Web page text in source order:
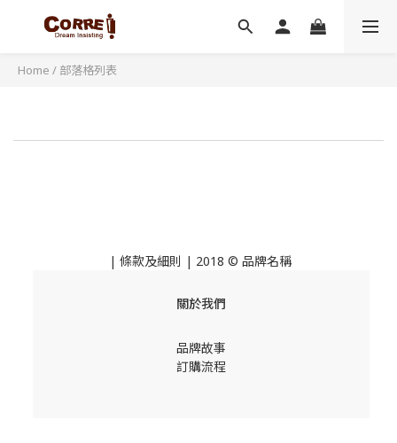
Home / 部落格列表
| 條款及細則 | 2018 © 品牌名稱
關於我們
品牌故事
訂購流程